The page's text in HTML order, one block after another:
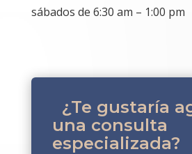
sábados de 6:30 am – 1:00 pm
¿Te gustaría
una consulta
especializada?